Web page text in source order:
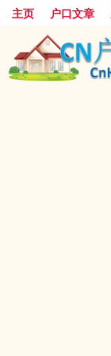
主页 户口文章